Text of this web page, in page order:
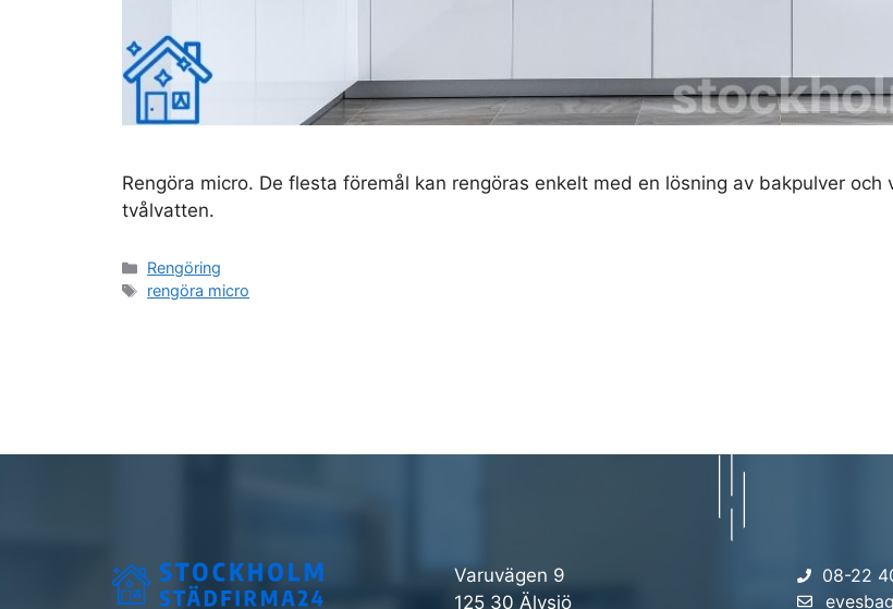
Rengöra micro. De flesta föremål kan rengöras enkelt med en lösning av bakpulver
tvålvatten.
Kategorier
Rengöring
Etiketter
rengöra micro
Varuvägen 9
125 30 Älvsjö
08-22